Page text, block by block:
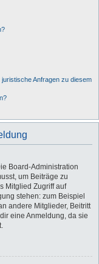
Anfragen zu diesem
Board-Administration
um Beiträge zu
Mitglied Zugriff auf
stehen: zum Beispiel
andere Mitglieder, Beitritt
eine Anmeldung, da sie